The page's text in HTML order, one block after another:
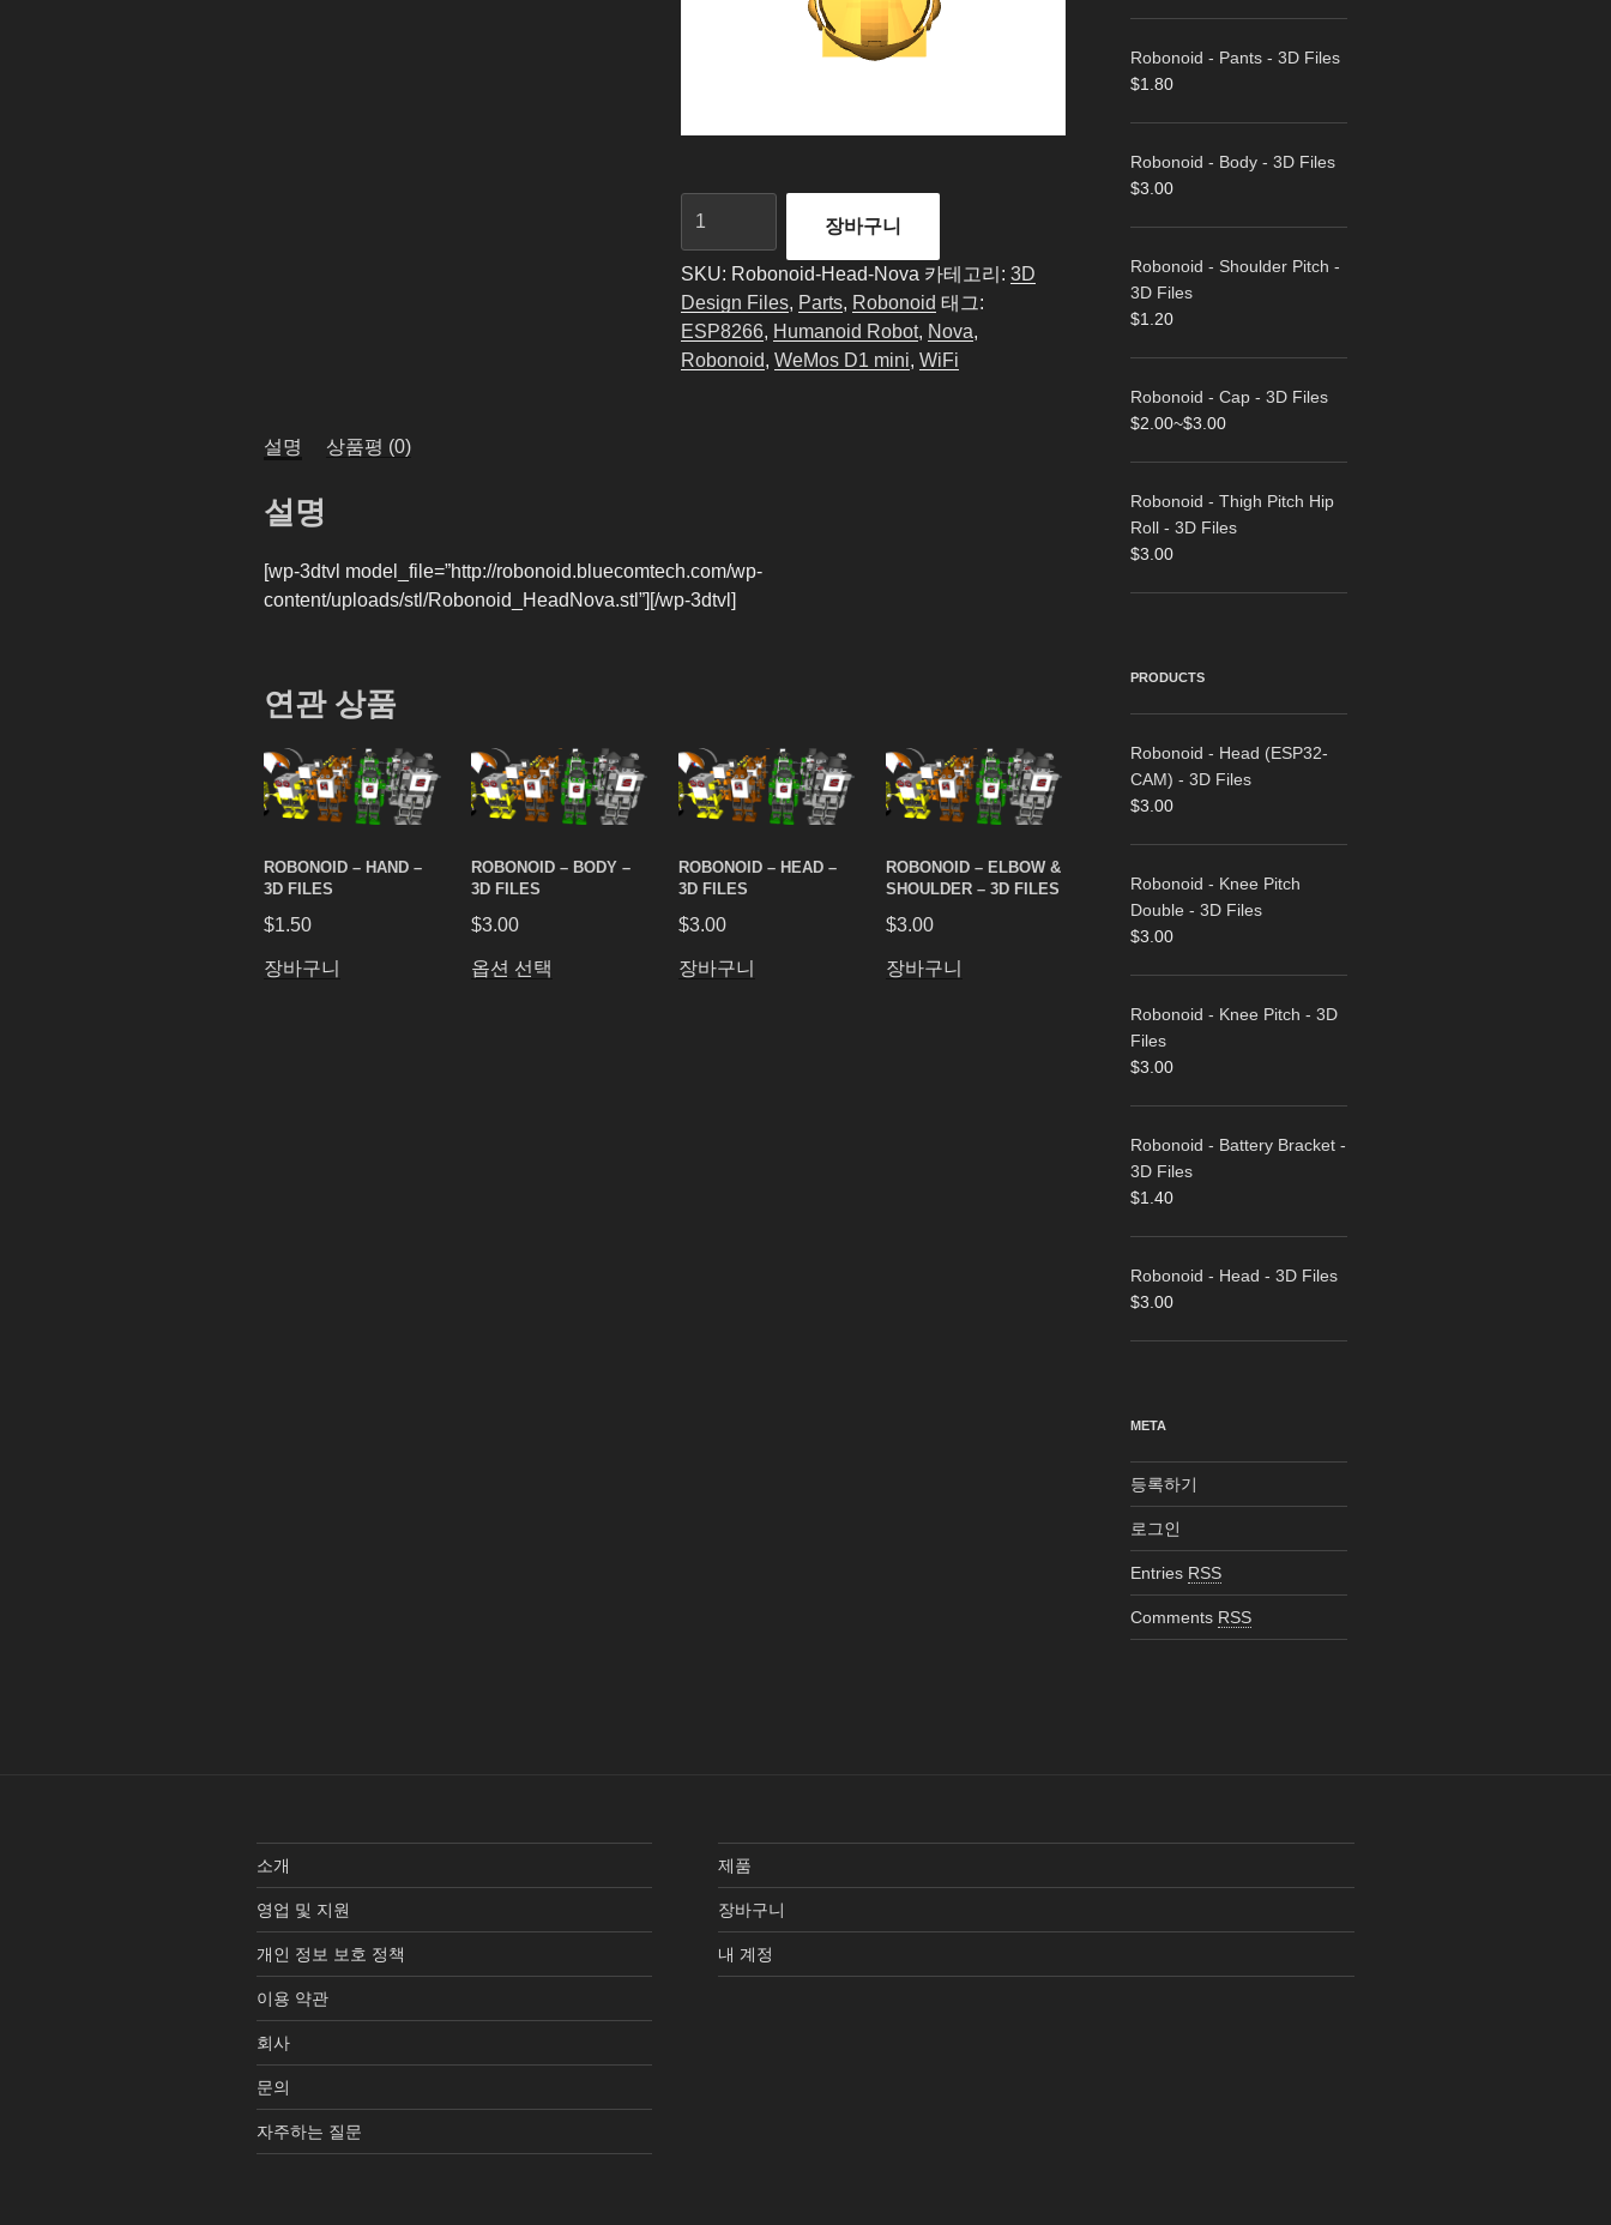
Head
(Nova)
-
3D
장바구니
SKU: Robonoid-Head-Nova 카테고리: 3D
Design Files, Parts, Robonoid 태그:
ESP8266, Humanoid Robot, Nova,
Robonoid, WeMos D1 mini, WiFi
설명 상품평 (0)
설명
[wp-3dtvl model_file=”http://robonoid.bluecomtech.com/wp-
content/uploads/stl/Robonoid_HeadNova.stl”][/wp-3dtvl]
연관 상품
ROBONOID – HAND –
3D FILES
$1.50
장바구니
ROBONOID – BODY –
3D FILES
$3.00
옵션 선택
ROBONOID – HEAD –
3D FILES
$3.00
장바구니
ROBONOID – ELBOW &
SHOULDER – 3D FILES
$3.00
장바구니
Robonoid - Pants - 3D Files
$1.80
Robonoid - Body - 3D Files
$3.00
Robonoid - Shoulder Pitch -
3D Files
$1.20
Robonoid - Cap - 3D Files
$2.00~$3.00
Robonoid - Thigh Pitch Hip
Roll - 3D Files
$3.00
PRODUCTS
Robonoid - Head (ESP32-
CAM) - 3D Files
$3.00
Robonoid - Knee Pitch
Double - 3D Files
$3.00
Robonoid - Knee Pitch - 3D
Files
$3.00
Robonoid - Battery Bracket -
3D Files
$1.40
Robonoid - Head - 3D Files
$3.00
META
등록하기
로그인
Entries RSS
Comments RSS
소개
영업 및 지원
개인 정보 보호 정책
이용 약관
회사
문의
자주하는 질문
제품
장바구니
내 계정